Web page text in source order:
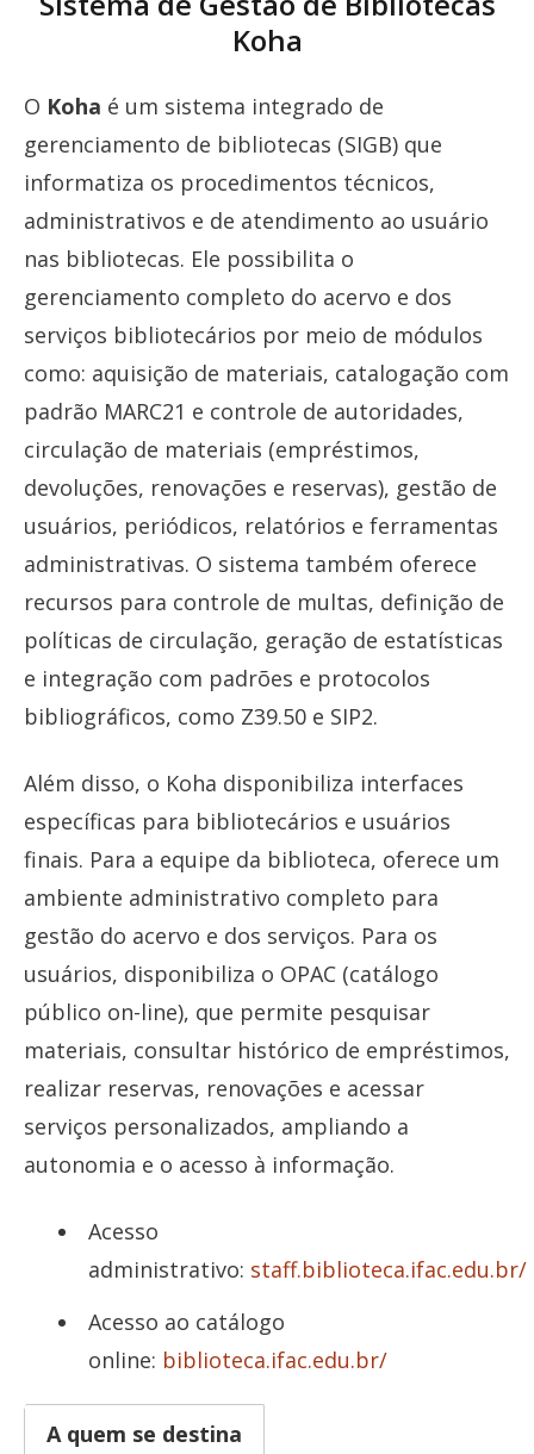
Koha
O Koha é um sistema integrado de
gerenciamento de bibliotecas (SIGB) que
informatiza os procedimentos técnicos,
administrativos e de atendimento ao usuário
nas bibliotecas. Ele possibilita o
gerenciamento completo do acervo e dos
serviços bibliotecários por meio de módulos
como: aquisição de materiais, catalogação com
padrão MARC21 e controle de autoridades,
circulação de materiais (empréstimos,
devoluções, renovações e reservas), gestão de
usuários, periódicos, relatórios e ferramentas
administrativas. O sistema também oferece
recursos para controle de multas, definição de
políticas de circulação, geração de estatísticas
e integração com padrões e protocolos
bibliográficos, como Z39.50 e SIP2.
Além disso, o Koha disponibiliza interfaces
específicas para bibliotecários e usuários
finais. Para a equipe da biblioteca, oferece um
ambiente administrativo completo para
gestão do acervo e dos serviços. Para os
usuários, disponibiliza o OPAC (catálogo
público on-line), que permite pesquisar
materiais, consultar histórico de empréstimos,
realizar reservas, renovações e acessar
serviços personalizados, ampliando a
autonomia e o acesso à informação.
Acesso
administrativo: staff.biblioteca.ifac.edu.br/
Acesso ao catálogo
online: biblioteca.ifac.edu.br/
A quem se destina